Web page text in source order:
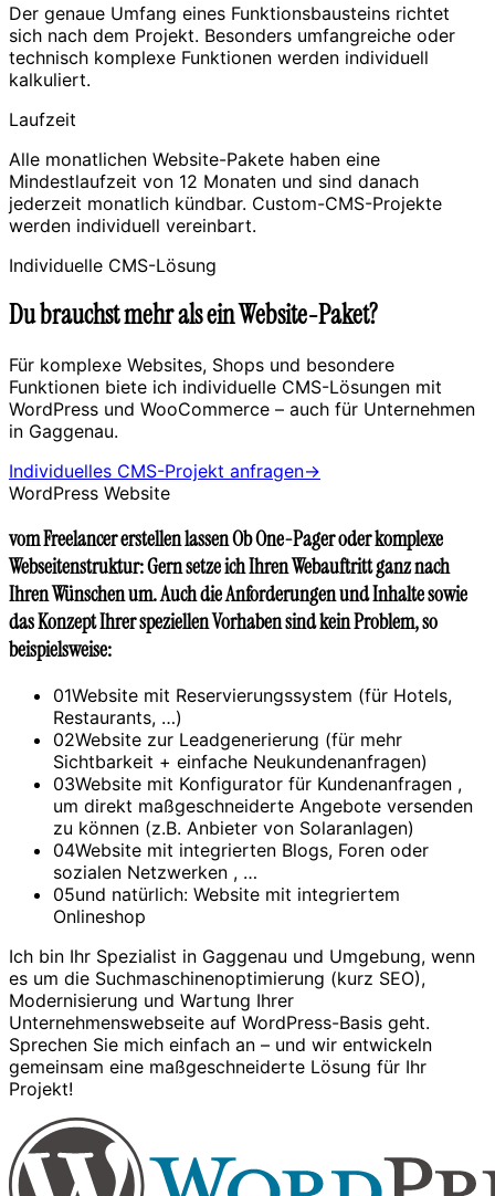
Der genaue Umfang eines Funktionsbausteins richtet
sich nach dem Projekt. Besonders umfangreiche oder
technisch komplexe Funktionen werden individuell
kalkuliert.
Laufzeit
Alle monatlichen Website-Pakete haben eine
Mindestlaufzeit von 12 Monaten und sind danach
jederzeit monatlich kündbar. Custom-CMS-Projekte
werden individuell vereinbart.
Individuelle CMS-Lösung
Du brauchst mehr als ein Website-Paket?
Für komplexe Websites, Shops und besondere
Funktionen biete ich individuelle CMS-Lösungen mit
WordPress und WooCommerce – auch für Unternehmen
in Gaggenau.
Individuelles CMS-Projekt anfragen→
WordPress Website
vom Freelancer erstellen lassen Ob One-Pager oder komplexe
Webseitenstruktur: Gern setze ich Ihren Webauftritt ganz nach
Ihren Wünschen um. Auch die Anforderungen und Inhalte sowie
das Konzept Ihrer speziellen Vorhaben sind kein Problem, so
beispielsweise:
01Website mit Reservierungssystem (für Hotels,
Restaurants, …)
02Website zur Leadgenerierung (für mehr
Sichtbarkeit + einfache Neukundenanfragen)
03Website mit Konfigurator für Kundenanfragen ,
um direkt maßgeschneiderte Angebote versenden
zu können (z.B. Anbieter von Solaranlagen)
04Website mit integrierten Blogs, Foren oder
sozialen Netzwerken , …
05und natürlich: Website mit integriertem
Onlineshop
Ich bin Ihr Spezialist in Gaggenau und Umgebung, wenn
es um die Suchmaschinenoptimierung (kurz SEO),
Modernisierung und Wartung Ihrer
Unternehmenswebseite auf WordPress-Basis geht.
Sprechen Sie mich einfach an – und wir entwickeln
gemeinsam eine maßgeschneiderte Lösung für Ihr
Projekt!